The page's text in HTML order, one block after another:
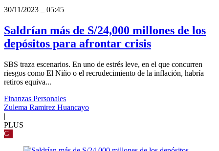
30/11/2023
05:45
Saldrían más de S/24,000 millones de los
depósitos para afrontar crisis
SBS traza escenarios. En uno de estrés leve, en el que concurren
riesgos como El Niño o el recrudecimiento de la inflación, habría
retiros equiva...
Finanzas Personales
Zulema Ramirez Huancayo
|
PLUS
G